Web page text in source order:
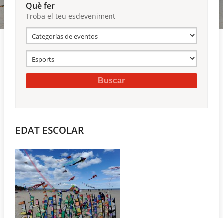
Reserves
Què fer
Troba el teu esdeveniment
EDAT ESCOLAR